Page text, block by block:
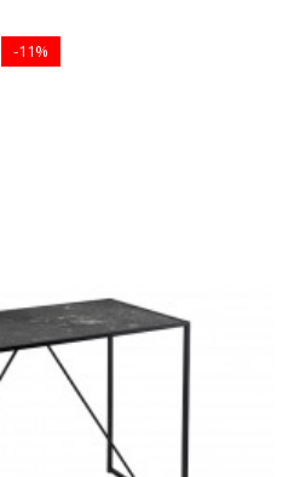
-11%